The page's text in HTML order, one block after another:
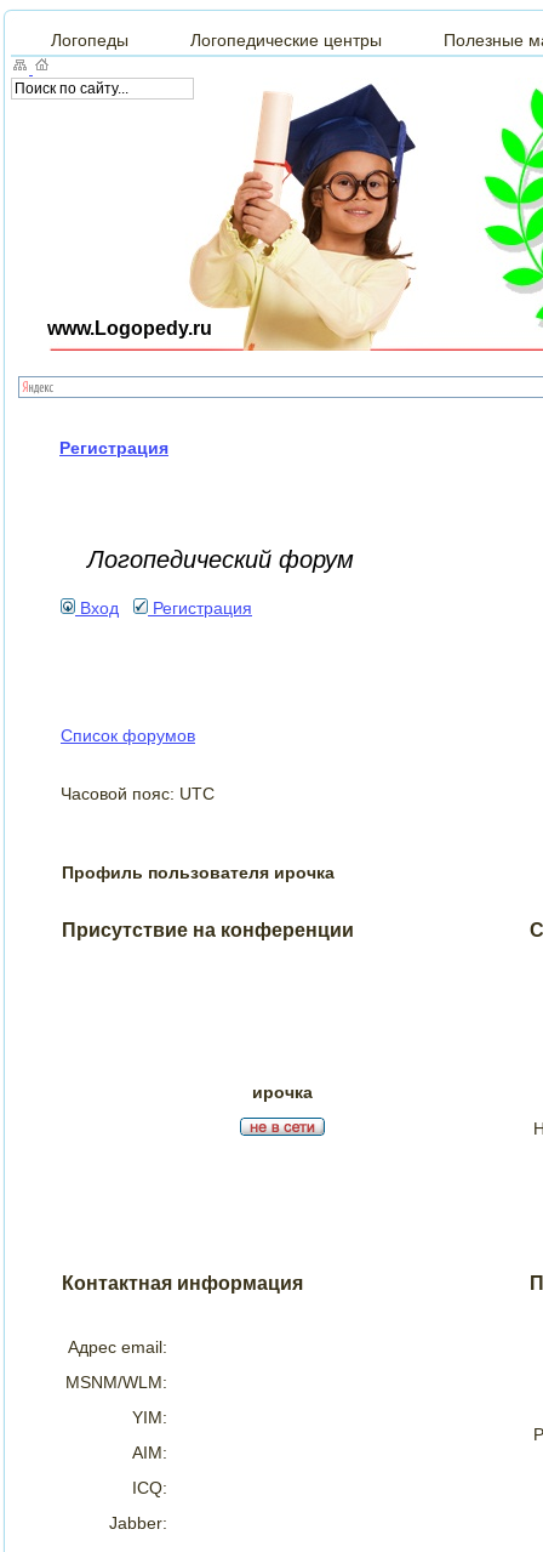
Логопеды Логопедические центры Полезные
www.Logopedy.ru
Регистрация
Логопедический форум
Вход Регистрация
Список форумов
Часовой пояс: UTC
Профиль пользователя ирочка
Присутствие на конференции
ирочка
Контактная информация
Адрес email:
MSNM/WLM:
YIM:
AIM:
ICQ:
Jabber: